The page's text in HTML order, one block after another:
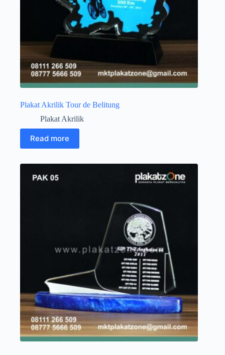
Plakat Akrilik Tour de Belitung
Plakat Akrilik
Read more